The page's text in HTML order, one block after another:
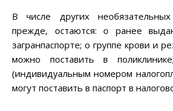
В числе других
прежде, остаются: о ранее
загранпаспорте; о группе крови и
можно поставить в
(индивидуальным номером
могут поставить в паспорт в